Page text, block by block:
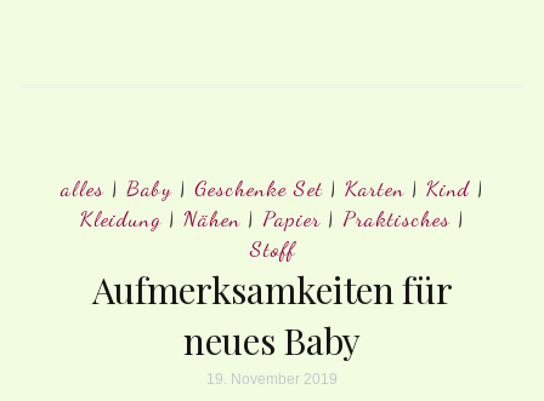
alles| Baby| Geschenke Set | Karten| Kind|
Kleidung| Nähen| Papier| Praktisches|
Stoff
Aufmerksamkeiten für
neues Baby
19. November 2019